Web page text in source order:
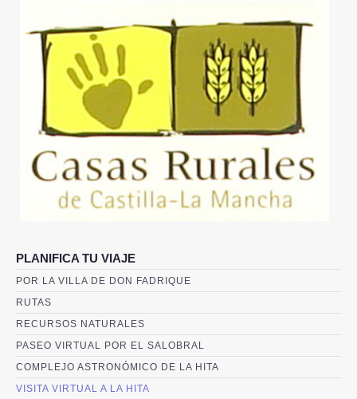
DÓNDE ESTAMOS
QUÉ VISITAR
IMÁGENES
ACTUALIDAD
CONTACTO
PLANIFICA TU VIAJE
POR LA VILLA DE DON FADRIQUE
RUTAS
RECURSOS NATURALES
PASEO VIRTUAL POR EL SALOBRAL
COMPLEJO ASTRONÓMICO DE LA HITA
VISITA VIRTUAL A LA HITA